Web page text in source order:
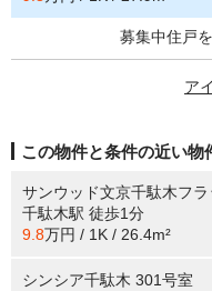
募集中住戸を
ア
この物件と条件の近い物
サンウッド文京千駄木フ
千駄木駅 徒歩1分
9.8万円 / 1K / 26.4m²
シンシア千駄木 301号室